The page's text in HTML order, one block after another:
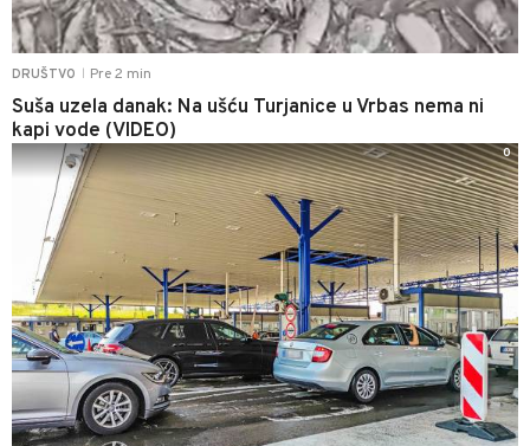
DRUŠTVO Pre 2 min
Suša uzela danak: Na ušću Turjanice u Vrbas nema ni
kapi vode (VIDEO)
0